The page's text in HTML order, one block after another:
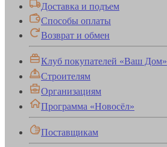
Доставка и подъем
Способы оплаты
Возврат и обмен
Клуб покупателей «Ваш Дом»
Строителям
Организациям
Программа «Новосёл»
Поставщикам